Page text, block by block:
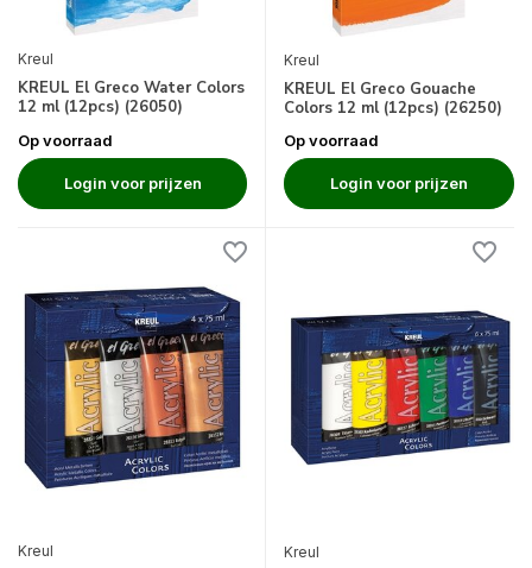
Kreul
KREUL El Greco Water Colors
12 ml (12pcs) (26050)
Op voorraad
Login voor prijzen
Kreul
KREUL El Greco Gouache
Colors 12 ml (12pcs) (26250)
Op voorraad
Login voor prijzen
Kreul Kreul